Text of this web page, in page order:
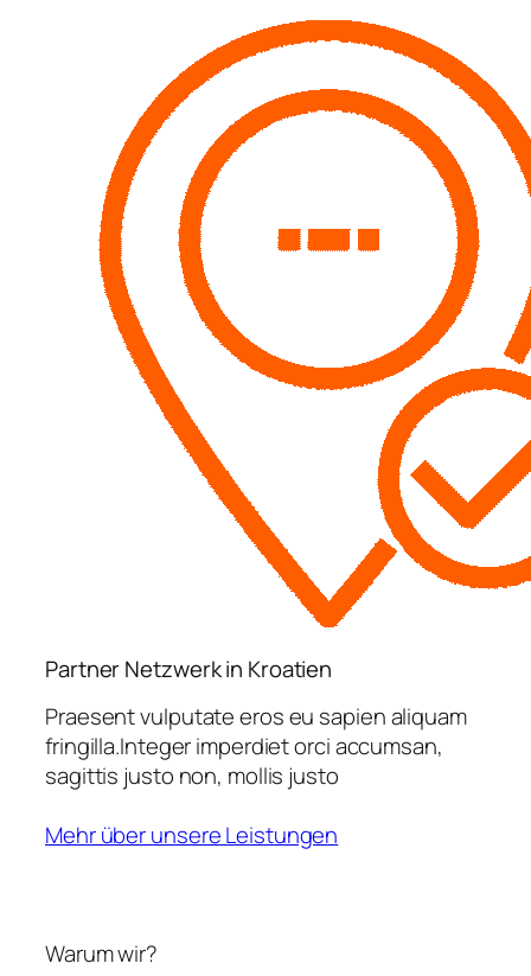
Partner Netzwerk in Kroatien
Praesent vulputate eros eu sapien aliquam
fringilla.Integer imperdiet orci accumsan,
sagittis justo non, mollis justo
Mehr über unsere Leistungen
Warum wir?